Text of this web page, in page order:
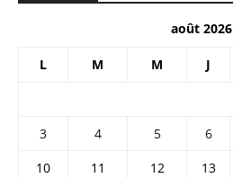
août 2026
L M M J
3
4 5 6
10
11 12 13